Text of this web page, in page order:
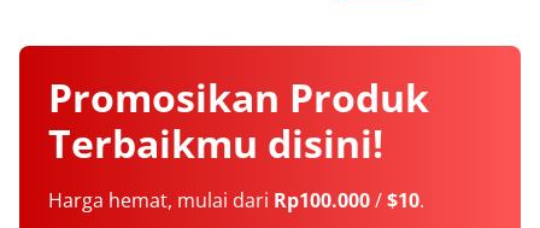
Promosikan Produk
Terbaikmu disini!
Harga hemat, mulai dari Rp100.000/$10.